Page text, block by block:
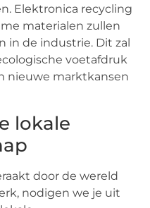
Elektronica recycling
materialen zullen
in de industrie. Dit zal
voetafdruk
nieuwe marktkansen
lokale
door de wereld
nodigen we je uit